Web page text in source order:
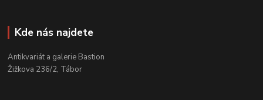
Kde nás najdete
Antikvariát a galerie Bastion
Žižkova 236/2, Tábor